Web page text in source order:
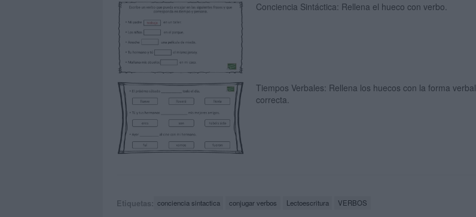
Conciencia Sintáctica: Rellena el hueco con verbo.
Tiempos Verbales: Rellena los huecos con la forma verbal
correcta.
Etiquetas: conciencia sintactica conjugar verbos Lectoescritura VERBOS